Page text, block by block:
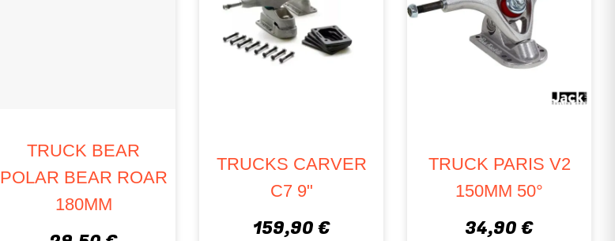
TRUCK BEAR
POLAR BEAR ROAR
180MM
TRUCKS CARVER
C7 9"
159,90 €
TRUCK PARIS V2
150MM 50°
34,90 €